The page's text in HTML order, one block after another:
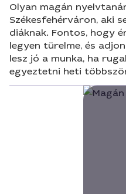
Olyan magán
Székesfehérváron, aki
diáknak. Fontos, hogy
legyen türelme, és
lesz jó a munka, ha
egyeztetni heti